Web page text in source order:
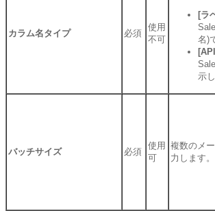
カラム名タイプ 必須
使用
不可
[ラ
名)
示
バッチサイズ 必須
使用
可
複数のメ
力します。